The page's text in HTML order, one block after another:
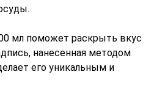
мл поможет раскрыть вкус
нанесенная методом
его уникальным и